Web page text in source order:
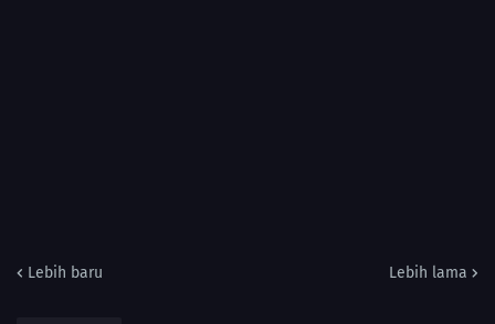
Lebih baru Lebih lama